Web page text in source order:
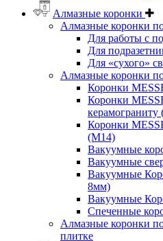
Алмазные коронки
Алмазные коронки
Для работы с
Для
Для «сухого»
Алмазные коронки
Коронки
Коронки
Коронки
(М14)
Вакуумные
Вакуумные
Вакуумные
8мм)
Вакуумные
Спеченные
Алмазные коронки
плитке